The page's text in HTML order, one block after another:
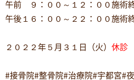
午前 ９：００～１２：００施術
午後１６：００～２２：００施術
２０２２年５月３１日（火） 休診
#接骨院#整骨院#治療院#宇都宮#